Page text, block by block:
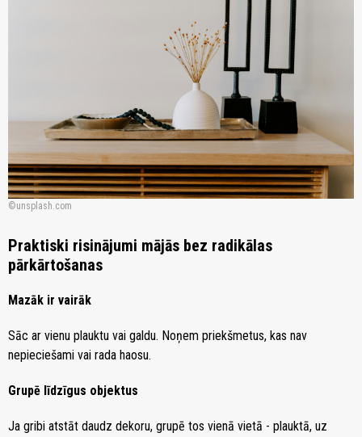
unsplash.com
Praktiski risinājumi mājās bez radikālas
pārkārtošanas
Mazāk ir vairāk
Sāc ar vienu plauktu vai galdu. Noņem priekšmetus, kas nav
nepieciešami vai rada haosu.
Grupē līdzīgus objektus
Ja gribi atstāt daudz dekoru, grupē tos vienā vietā - plauktā, uz